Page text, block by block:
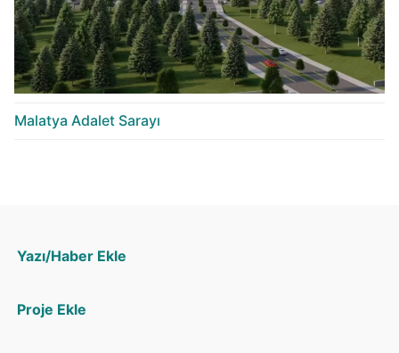
Malatya Adalet Sarayı
Yazı/Haber Ekle
Proje Ekle